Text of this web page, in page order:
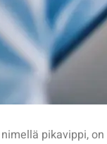
pikavippi,